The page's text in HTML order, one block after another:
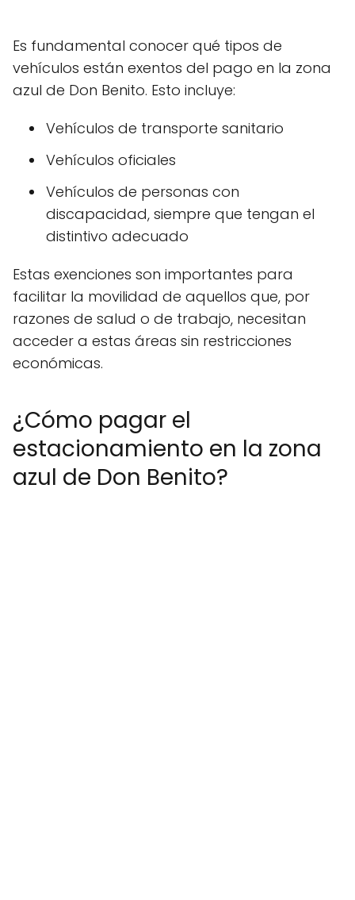
Es fundamental conocer qué tipos de
vehículos están exentos del pago en la zona
azul de Don Benito. Esto incluye:
Vehículos de transporte sanitario
Vehículos oficiales
Vehículos de personas con
discapacidad, siempre que tengan el
distintivo adecuado
Estas exenciones son importantes para
facilitar la movilidad de aquellos que, por
razones de salud o de trabajo, necesitan
acceder a estas áreas sin restricciones
económicas.
¿Cómo pagar el
estacionamiento en la zona
azul de Don Benito?